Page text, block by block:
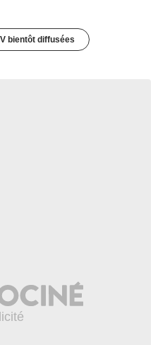
bientôt diffusées